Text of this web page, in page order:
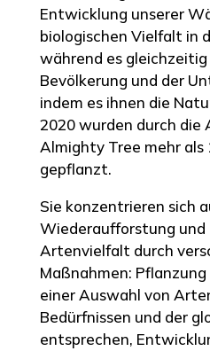
Entwicklung unserer
biologischen Vielfalt in
während es
Bevölkerung und der
indem es ihnen die
2020 wurden durch
Almighty Tree mehr als
gepflanzt.
Sie konzentrieren sich
Wiederaufforstung und
Artenvielfalt durch
Maßnahmen:
einer Auswahl von
Bedürfnissen und der
entsprechen,